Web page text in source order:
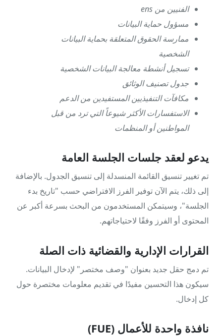
الفنيين من ens
مسؤول حماية البيانات
ممارسة الحقوق المتعلقة بحماية البيانات
الشخصية
تسجيل أنشطة معالجة البيانات الشخصية
جدول تصنيف الوثائق
مكافآت التنفيذيين المستفيدين من الدعم
الاستفسارات الأكثر شيوعاً التي ترد من قبل
المواطنين أو المنظمات
يدعو لعقد جلسات الجلسة العامة
تم تغيير تنسيق القائمة المنسدلة إلى تنسيق الجدول. بالإضافة
إلى ذلك، يتم الآن توفير الفرز الافتراضي حسب "تاريخ بدء
الجلسة"، وسيتمكن المستخدمون من البحث بسرعة أكبر عن
المحتوى أو الفرز وفقًا لاحتياجاتهم.
القرارات الإدارية والقضائية ذات الصلة
تم دمج حقل جديد بعنوان "وصف مختصر" لإدخال البيانات.
سيكون هذا التحسين مفيدًا في تقديم معلومات مختصرة حول
كل إدخال.
نافذة واحدة للأعمال (FUE)